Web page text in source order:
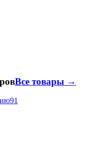
Все товары →
91